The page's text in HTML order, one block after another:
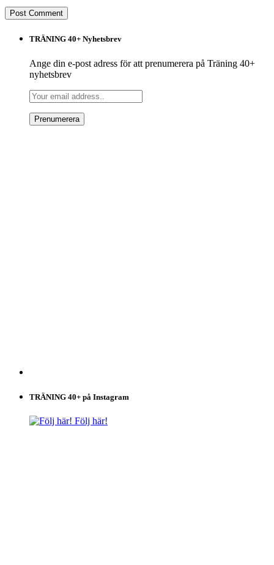
TRÄNING 40+ Nyhetsbrev
Ange din e-post adress för att prenumerera på Träning 40+
nyhetsbrev
TRÄNING 40+ på Instagram
Följ här!